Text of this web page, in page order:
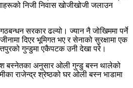
निजी निवास खोजीखोजी जलाउन
सरकार ढल्यो। ज्यान नै जोखिममा पर्ने
दिएर भूमिगत भए र सेनाको सुरक्षामा एक
गुन्डुमा एकैपटक उनी देखा परे।
बस्नेतका अनुसार ओली गुन्डु बस्न थालेको
राजेन्द्र श्रेष्ठको घर ओली बस्न भाडामा